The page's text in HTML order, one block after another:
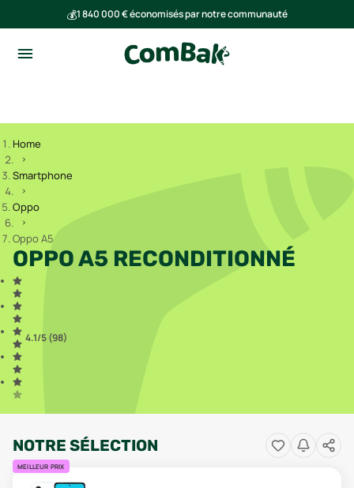
💰1 840 000 € économisés par notre communauté
Home
Smartphone
Oppo
Oppo A5
OPPO A5 RECONDITIONNÉ
4.1/5 (98)
NOTRE SÉLECTION
MEILLEUR PRIX